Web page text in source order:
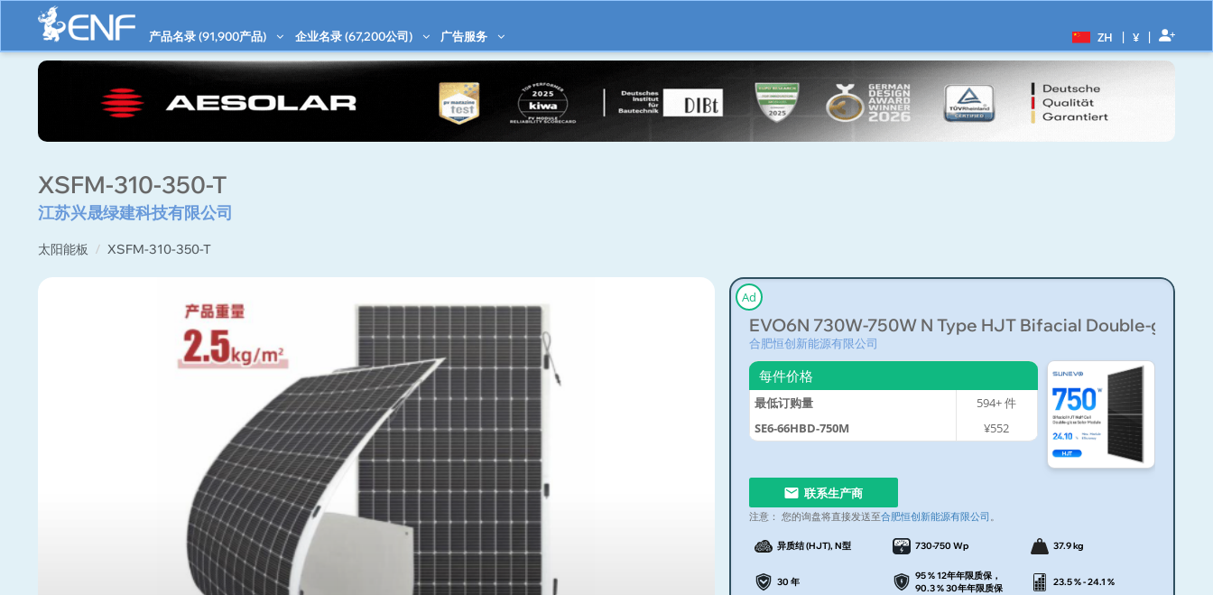
产品名录 (91,900产品) 企业名录 (67,200公司) 广告服务 ZH | ¥ |
XSFM-310-350-T
江苏兴晟绿建科技有限公司
太阳能板 XSFM-310-350-T
Ad
EVO6N 730W-750W N Type HJT Bifacial Double-glas...
合肥恒创新能源有限公司
每件价格
最低订购量 594+件
SE6-66HBD-750M
¥552
联系生产商
注意： 您的询盘将直接发送至合肥恒创新能源有限公司 。
异质结 (HJT), N型 730-750 Wp 37.9 kg
30 年
95 % 12年年限质保，
90.3 % 30年年限质保
23.5 % - 24.1 %